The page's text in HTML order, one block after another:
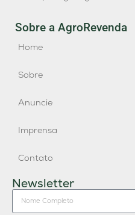
Sobre a AgroRevenda
Home
Sobre
Anuncie
Imprensa
Contato
Newsletter